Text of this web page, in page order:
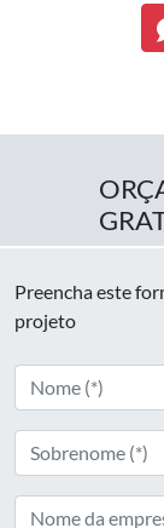
Preencha este
projeto